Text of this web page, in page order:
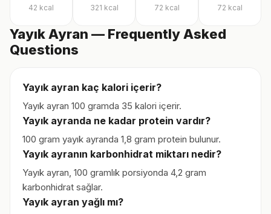
42 kcal 321 kcal 72 kcal 72 kcal
Yayık Ayran — Frequently Asked
Questions
Yayık ayran kaç kalori içerir?
Yayık ayran 100 gramda 35 kalori içerir.
Yayık ayranda ne kadar protein vardır?
100 gram yayık ayranda 1,8 gram protein bulunur.
Yayık ayranın karbonhidrat miktarı nedir?
Yayık ayran, 100 gramlık porsiyonda 4,2 gram
karbonhidrat sağlar.
Yayık ayran yağlı mı?